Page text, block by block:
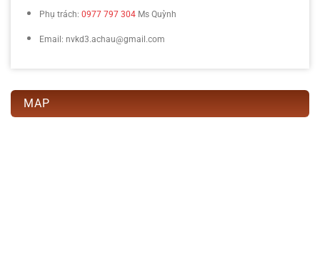
Phụ trách: 0977 797 304 Ms Quỳnh
Email: nvkd3.achau@gmail.com
MAP